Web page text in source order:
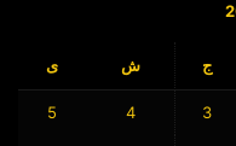
ج ش ی
3
4
5